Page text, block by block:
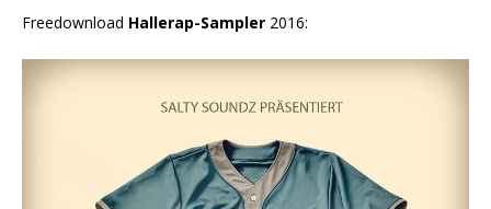
Freedownload Hallerap-Sampler 2016: